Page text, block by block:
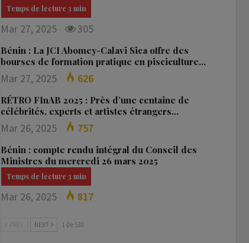
Mar 27, 2025 305
Bénin : La JCI Abomey-Calavi Sica offre des
bourses de formation pratique en pisciculture…
Mar 27, 2025 626
RÉTRO FInAB 2025 : Près d’une centaine de
célébrités, experts et artistes étrangers…
Mar 26, 2025 757
Bénin : compte rendu intégral du Conseil des
Ministres du mercredi 26 mars 2025
Mar 26, 2025 817
NEXT 1 De 533